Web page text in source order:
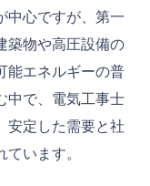
中心ですが、第一
築物や高圧設備の
能エネルギーの普
中で、電気工事士
安定した需要と社
います。